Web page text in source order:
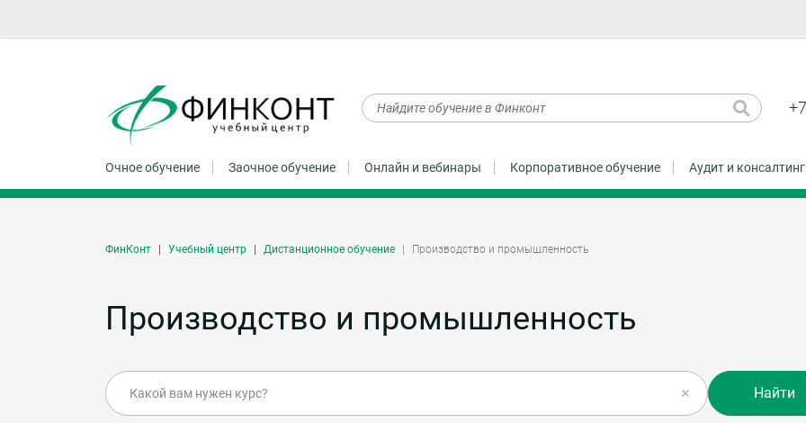
Очное обучение Заочное обучение Онлайн и вебинары Корпоративное обучение Аудит и консалтинг
ФинКонт Учебный центр Дистанционное обучение Производство и промышленность
Производство и промышленность
Найти